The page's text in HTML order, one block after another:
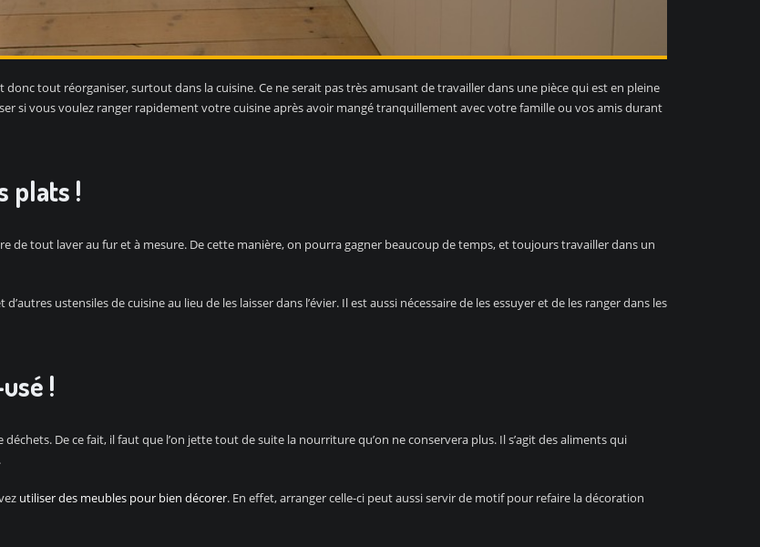
tout réorganiser, surtout dans la cuisine. Ce ne serait pas très amusant de travailler dans une pièce qui est en pleine
si vous voulez ranger rapidement votre cuisine après avoir mangé tranquillement avec votre famille ou vos amis durant
plats !
de tout laver au fur et à mesure. De cette manière, on pourra gagner beaucoup de temps, et toujours travailler dans un
ustensiles de cuisine au lieu de les laisser dans l’évier. Il est aussi nécessaire de les essuyer et de les ranger dans les
!
De ce fait, il faut que l’on jette tout de suite la nourriture qu’on ne conservera plus. Il s’agit des aliments qui
utiliser des meubles pour bien décorer. En effet, arranger celle-ci peut aussi servir de motif pour refaire la décoration